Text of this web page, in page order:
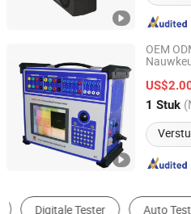
OEM
1 Stuk
Wuhan Goldhome Hipot
Hubei, China
Test Machine Andere